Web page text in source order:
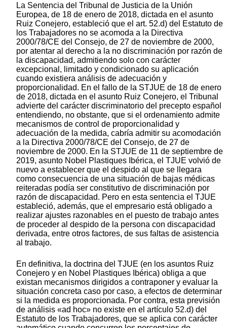
La Sentencia del Tribunal de Justicia de la Unión
Europea, de 18 de enero de 2018, dictada en el asunto
Ruiz Conejero, estableció que el art. 52.d) del Estatuto de
los Trabajadores no se acomoda a la Directiva
2000/78/CE del Consejo, de 27 de noviembre de 2000,
por atentar al derecho a la no discriminación por razón de
la discapacidad, admitiendo solo con carácter
excepcional, limitado y condicionado su aplicación
cuando existiera análisis de adecuación y
proporcionalidad. En el fallo de la STJUE de 18 de enero
de 2018, dictada en el asunto Ruiz Conejero, el Tribunal
advierte del carácter discriminatorio del precepto español
entendiendo, no obstante, que si el ordenamiento admite
mecanismos de control de proporcionalidad y
adecuación de la medida, cabría admitir su acomodación
a la Directiva 2000/78/CE del Consejo, de 27 de
noviembre de 2000. En la STJUE de 11 de septiembre de
2019, asunto Nobel Plastiques Ibérica, el TJUE volvió de
nuevo a establecer que el despido al que se llegara
como consecuencia de una situación de bajas médicas
reiteradas podía ser constitutivo de discriminación por
razón de discapacidad. Pero en esta sentencia el TJUE
estableció, además, que el empresario está obligado a
realizar ajustes razonables en el puesto de trabajo antes
de proceder al despido de la persona con discapacidad
derivada, entre otros factores, de sus faltas de asistencia
al trabajo.
En definitiva, la doctrina del TJUE (en los asuntos Ruiz
Conejero y en Nobel Plastiques Ibérica) obliga a que
existan mecanismos dirigidos a contraponer y evaluar la
situación concreta caso por caso, a efectos de determinar
si la medida es proporcionada. Por contra, esta previsión
de análisis «ad hoc» no existe en el artículo 52.d) del
Estatuto de los Trabajadores, que se aplica con carácter